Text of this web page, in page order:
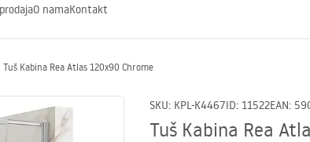
O namaKontakt
Tuš Kabina Rea Atlas 120x90 Chrome
SKU: KPL-K4467ID: 11522EAN:
Tuš Kabina Rea